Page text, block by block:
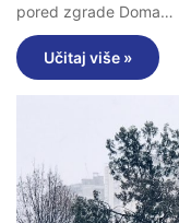
pored zgrade Doma…
Učitaj više »